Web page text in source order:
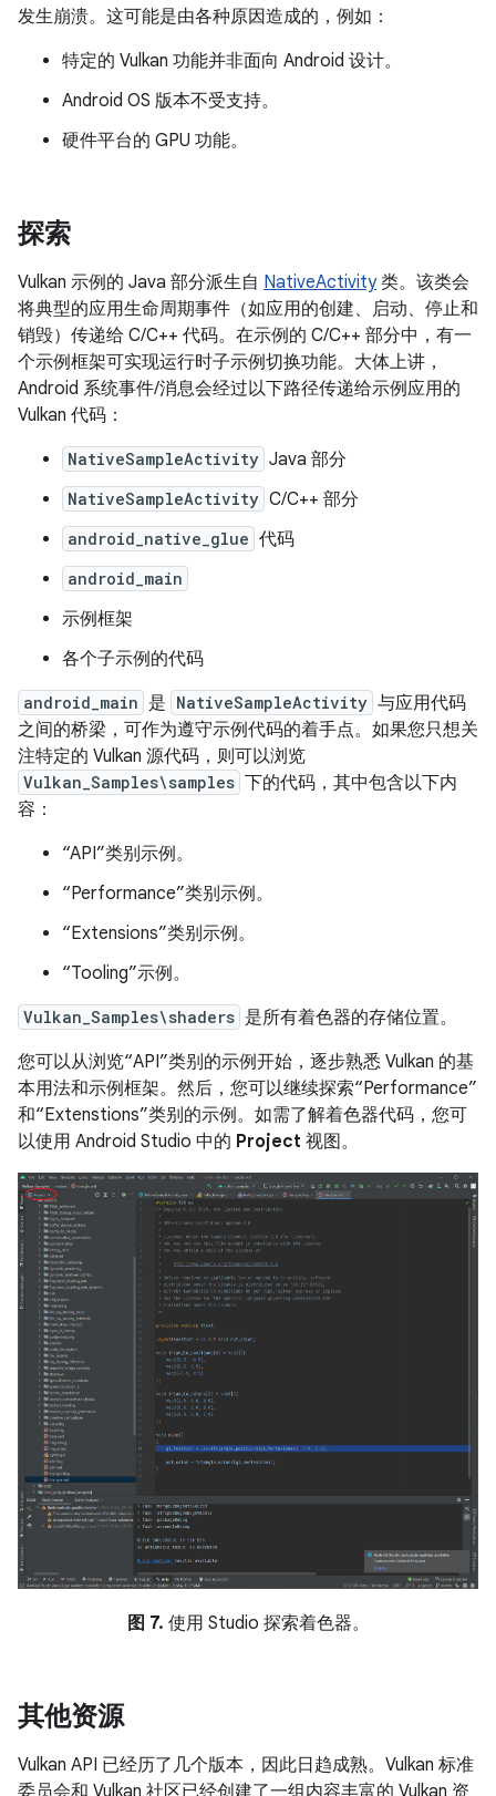
发生崩溃。这可能是由各种原因造成的，例如：
特定的 Vulkan 功能并非面向 Android 设计。
Android OS 版本不受支持。
硬件平台的 GPU 功能。
探索
Vulkan 示例的 Java 部分派生自 NativeActivity类。该类会
将典型的应用生命周期事件（如应用的创建、启动、停止和
销毁）传递给 C/C++ 代码。在示例的 C/C++ 部分中，有一
个示例框架可实现运行时子示例切换功能。大体上讲，
Android 系统事件/消息会经过以下路径传递给示例应用的
Vulkan 代码：
NativeSampleActivity Java 部分
NativeSampleActivity C/C++ 部分
android_native_glue 代码
android_main
示例框架
各个子示例的代码
android_main 是 NativeSampleActivity 与应用代码
之间的桥梁，可作为遵守示例代码的着手点。如果您只想关
注特定的 Vulkan 源代码，则可以浏览
Vulkan_Samples\samples 下的代码，其中包含以下内
容：
“API”类别示例。
“Performance”类别示例。
“Extensions”类别示例。
“Tooling”示例。
Vulkan_Samples\shaders 是所有着色器的存储位置。
您可以从浏览“API”类别的示例开始，逐步熟悉 Vulkan 的基
本用法和示例框架。然后，您可以继续探索“Performance”
和“Extenstions”类别的示例。如需了解着色器代码，您可
以使用 Android Studio 中的 Project 视图。
图 7. 使用 Studio 探索着色器。
其他资源
Vulkan API 已经历了几个版本，因此日趋成熟。Vulkan 标准
委员会和 Vulkan 社区已经创建了一组内容丰富的 Vulkan 资